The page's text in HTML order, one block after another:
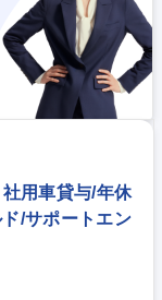
用車貸与/年休
/サポートエン